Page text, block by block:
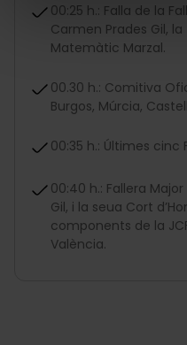
00:25 h.: Falla de la
Carmen Prades Gil,
Matemàtic Marzal.
00.30 h.: Comitiva
Burgos, Múrcia,
00:35 h.: Últimes cinc
00:40 h.: Fallera
Gil, i la seua Cort
components de la
València.